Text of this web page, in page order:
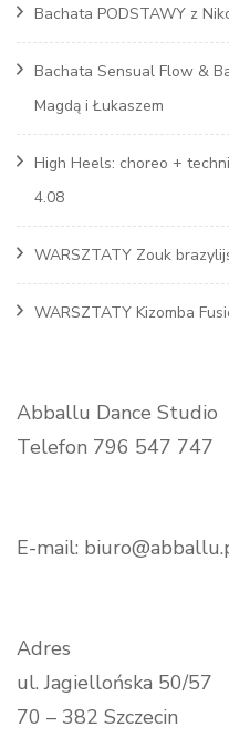
Bachata PODSTAWY z
Bachata Sensual Flow &
Magdą i Łukaszem
High Heels: choreo +
4.08
WARSZTATY Zouk
WARSZTATY Kizomba
Abballu Dance Studio
Telefon 796 547 747
E-mail:
Adres
ul. Jagiellońska 50/57
70 – 382 Szczecin